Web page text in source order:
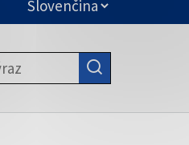
začína
KARTE
KARTE